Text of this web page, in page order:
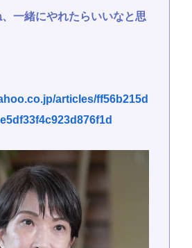
、一緒にやれたらいいなと思
articles/ff56b215d